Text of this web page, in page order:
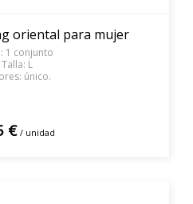
oriental para mujer
1 conjunto
L
único.
€ / unidad